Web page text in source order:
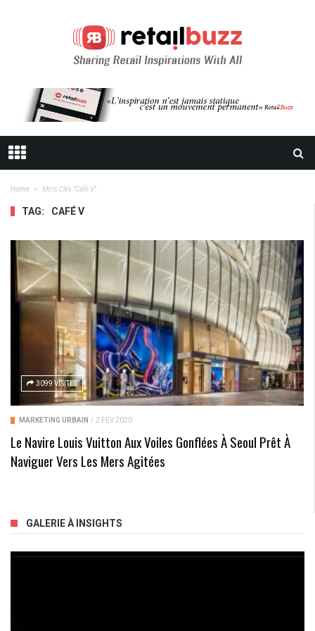
Home Mots Clés "café V"
TAG: CAFÉ V
3099 VISITES
MARKETING URBAIN / 2 FÉV 2020
Le Navire Louis Vuitton Aux Voiles Gonflées À Seoul Prêt À
Naviguer Vers Les Mers Agitées
GALERIE À INSIGHTS